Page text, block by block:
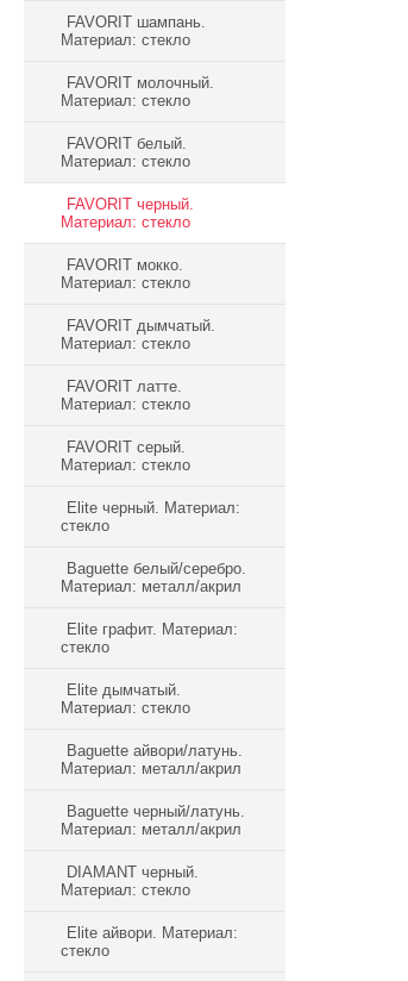
FAVORIT шампань.
Материал: стекло
FAVORIT молочный.
Материал: стекло
FAVORIT белый.
Материал: стекло
FAVORIT черный.
Материал: стекло
FAVORIT мокко.
Материал: стекло
FAVORIT дымчатый.
Материал: стекло
FAVORIT латте.
Материал: стекло
FAVORIT серый.
Материал: стекло
Elite черный. Материал:
стекло
Baguette белый/серебро.
Материал: металл/акрил
Elite графит. Материал:
стекло
Elite дымчатый.
Материал: стекло
Baguette айвори/латунь.
Материал: металл/акрил
Baguette черный/латунь.
Материал: металл/акрил
DIAMANT черный.
Материал: стекло
Elite айвори. Материал:
стекло